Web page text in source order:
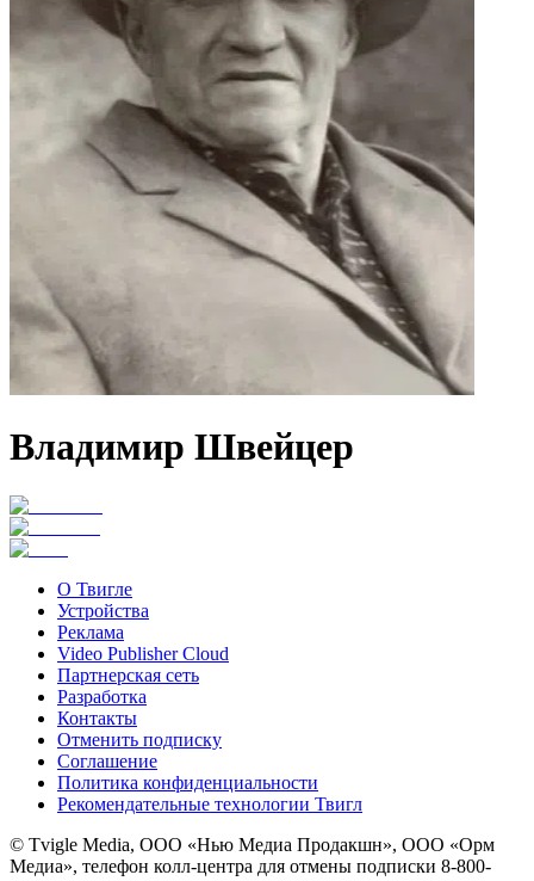
Владимир Швейцер
О Твигле
Устройства
Реклама
Video Publisher Cloud
Партнерская сеть
Разработка
Контакты
Отменить подписку
Соглашение
Политика конфиденциальности
Рекомендательные технологии Твигл
© Tvigle Media, ООО «Нью Медиа Продакшн», ООО «Орм
Медиа», телефон колл-центра для отмены подписки 8-800-